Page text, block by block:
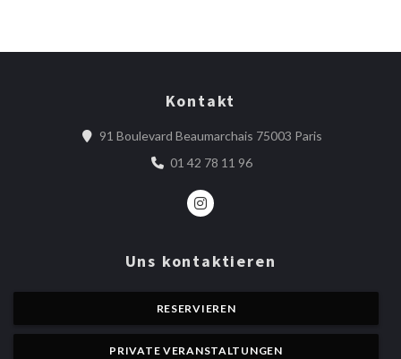
Kontakt
91 Boulevard Beaumarchais 75003 Paris
01 42 78 11 96
Instagram ((öffnet ein neues
Uns kontaktieren
RESERVIEREN
PRIVATE VERANSTALTUNGEN